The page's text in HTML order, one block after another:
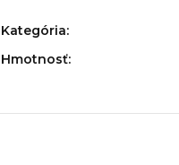
Kategória:
Hmotnosť: